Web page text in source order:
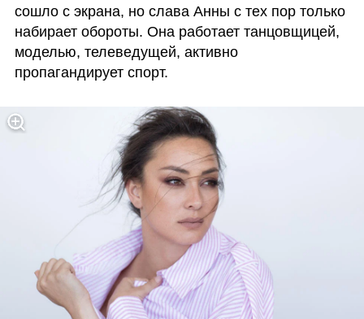
сошло с экрана, но слава Анны с тех пор только
набирает обороты. Она работает танцовщицей,
моделью, телеведущей, активно
пропагандирует спорт.